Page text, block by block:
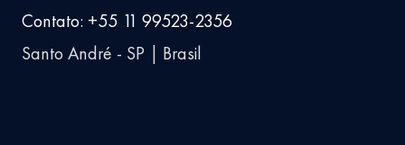
Contato: +55 11 99523-2356
Santo André - SP | Brasil